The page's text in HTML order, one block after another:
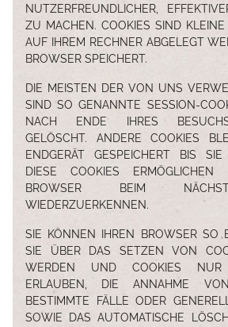
WOCHENKARTE
SPEISEKARTE
NUTZERFREUNDLICHER,
ZU MACHEN. COOKIES SIND KLEINE
AUF IHREM RECHNER ABGELEGT
BROWSER SPEICHERT.
DIE MEISTEN DER VON UNS
SIND SO GENANNTE SESSION-
NACH ENDE IHRES
GELÖSCHT. ANDERE COOKIES
ENDGERÄT GESPEICHERT BIS
DIESE COOKIES
BROWSER BEIM
WIEDERZUERKENNEN.
SIE KÖNNEN IHREN BROWSER SO
SIE ÜBER DAS SETZEN VON
WERDEN UND COOKIES NUR
ERLAUBEN, DIE ANNAHME
BESTIMMTE FÄLLE ODER GENERELL
OWIE DAS AUTOMATISCHE